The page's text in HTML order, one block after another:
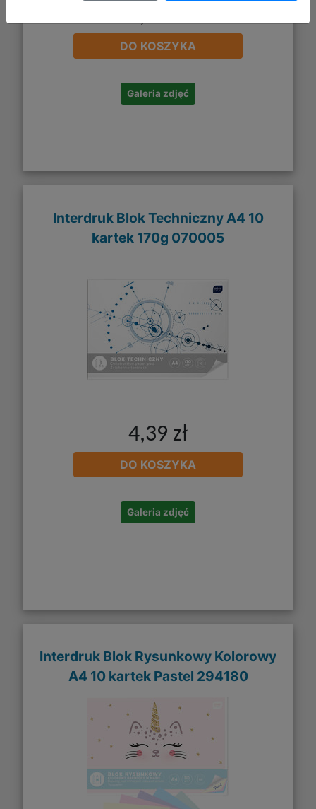
DO KOSZYKA
Galeria zdjęć
Interdruk Blok Techniczny A4 10
kartek 170g 070005
4,39 zł
DO KOSZYKA
Galeria zdjęć
Interdruk Blok Rysunkowy Kolorowy
A4 10 kartek Pastel 294180